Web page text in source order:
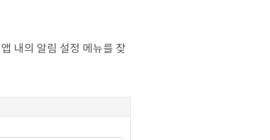
내의 알림 설정 메뉴를 찾